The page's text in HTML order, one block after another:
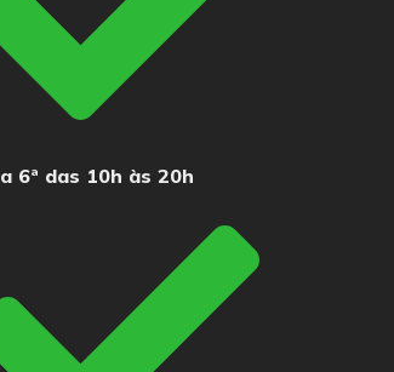
6ª das 10h às 20h